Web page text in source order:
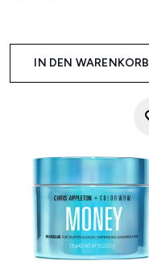
IN DEN WARENKORB